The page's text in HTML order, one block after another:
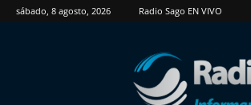
sábado, 8 agosto, 2026 Radio Sago EN VIVO
RadioSago